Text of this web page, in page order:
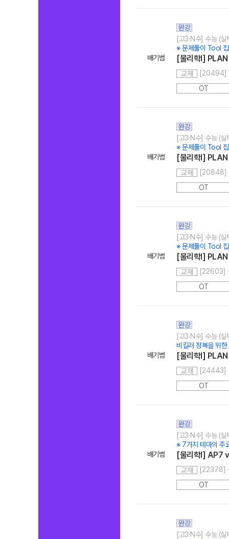
배기범
완강
[고3·N수] 수능 (실
※ 문제풀이 Tool
[물리학l] PLAN
교재
[20494]
OT
배기범
완강
[고3·N수] 수능 (실
※ 문제풀이 Tool
[물리학l]
교재
[20848]
OT
배기범
완강
[고3·N수] 수능 (실
※ 문제풀이 Tool
[물리학l]
교재
[22603]
OT
배기범
완강
[고3·N수] 수능 (실
비킬러 정복을 위
[물리학I]
교재
[24443]
OT
배기범
완강
[고3·N수] 수능 (실
※ 7가지 테마의 주
[물리학l] AP7
교재
[22378]
OT
완강
[고3·N수] 수능 (실